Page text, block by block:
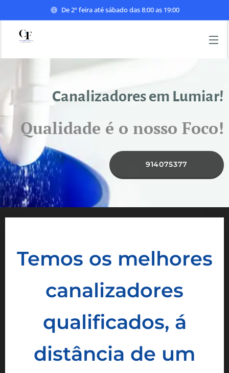
De 2º feira até sábado das 8:00 as 19:00
Canalizadores em Lumiar!
Qualidade é o nosso Foco!
914075377
Temos os melhores
canalizadores
qualificados, á
distância de um